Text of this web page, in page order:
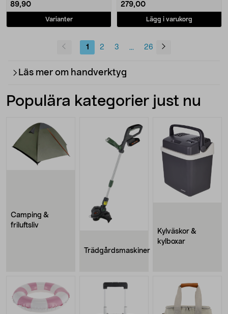
89,90
Varianter
279,00
Lägg i varukorg
1 2 3 ... 26
Läs mer om handverktyg
Populära kategorier just nu
Camping &
friluftsliv
Trädgårdsmaskiner
Kylväskor &
kylboxar